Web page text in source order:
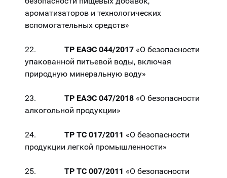
ароматизаторов и технологических
вспомогательных средств»
22. ТР ЕАЭС 044/2017 «О безопасности
упакованной питьевой воды, включая
природную минеральную воду»
23. ТР ЕАЭС 047/2018 «О безопасности
алкогольной продукции»
24. ТР ТС 017/2011 «О безопасности
продукции легкой промышленности»
25. ТР ТС 007/2011 «О безопасности